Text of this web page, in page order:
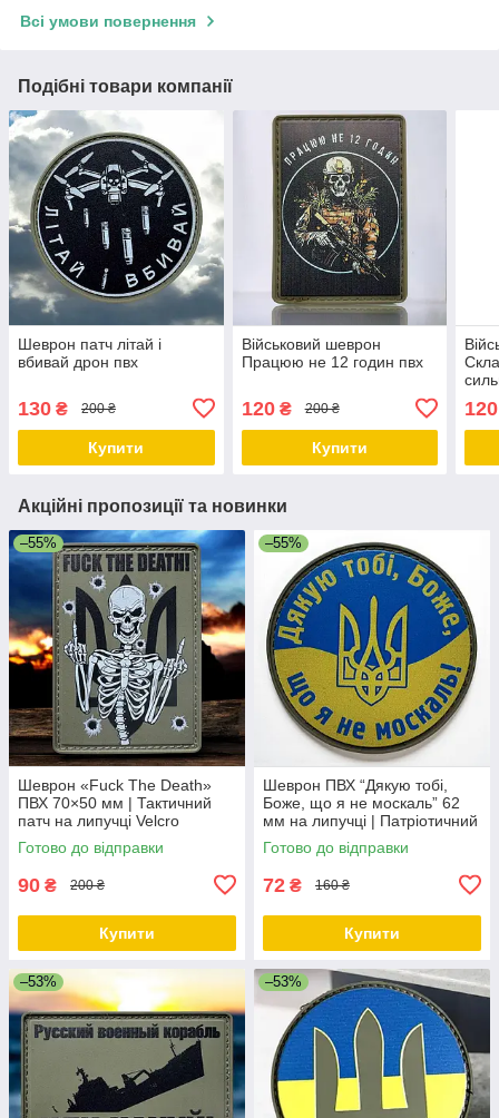
Всі умови повернення
Подібні товари компанії
Шеврон патч літай і
вбивай дрон пвх
130 ₴ 200 ₴
Купити
Військовий шеврон
Працюю не 12 годин пвх
120₴ 200 ₴
Купити
120
Акційні пропозиції та новинки
–55%
Шеврон «Fuck The Death»
ПВХ 70×50 мм | Тактичний
патч на липучці Velcro
Готово до відправки
90 ₴ 200 ₴
Купити
–55%
Шеврон ПВХ “Дякую тобі,
Боже, що я не москаль” 62
мм на липучці | Патріотичний
патч Україна
Готово до відправки
72 ₴ 160 ₴
Купити
–53% –53%